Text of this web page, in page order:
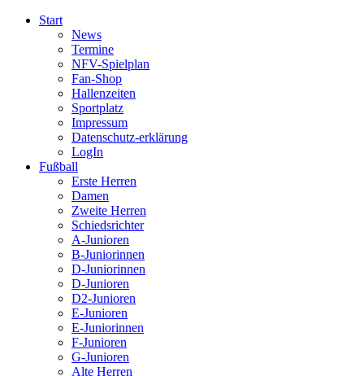
Start
News
Termine
NFV-Spielplan
Fan-Shop
Hallenzeiten
Sportplatz
Impressum
Datenschutz-erklärung
LogIn
Fußball
Erste Herren
Damen
Zweite Herren
Schiedsrichter
A-Junioren
B-Juniorinnen
D-Juniorinnen
D-Junioren
D2-Junioren
E-Junioren
E-Juniorinnen
F-Junioren
G-Junioren
Alte Herren